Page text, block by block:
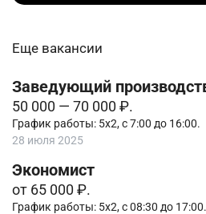
Еще вакансии
Заведующий
50 000 — 70 000 ₽.
График работы: 5х2, с 7:00 до 16:00.
28 июля 2025
Экономист
от 65 000 ₽.
График работы: 5х2, с 08:30 до 17:00.